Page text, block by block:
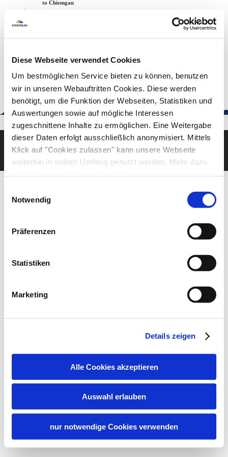
Diese Webseite verwendet Cookies
Um bestmöglichen Service bieten zu können, benutzen
wir in unseren Webauftritten Cookies. Diese werden
benötigt, um die Funktion der Webseiten, Statistiken und
Auswertungen sowie auf mögliche Interessen
zugeschnittene Inhalte zu ermöglichen. Eine Weitergabe
dieser Daten erfolgt ausschließlich anonymisiert. Mittels
Klick auf "Cookies zulassen" kann unsere Webseite
weiterhin in vollem Umfang genutzt werden. Mehr dazu
steht in unserer Datenschutzerklärung.
gelistet.
Notwendig
Präferenzen
Statistiken
Marketing
Details zeigen
Alle Cookies akzeptieren
Auswahl erlauben
nur notwendige Cookies verwenden
Back to the home page
Welcome to Chiemgau
urlaub@chiemgau.bayern
+49 (861) 988 231-20
Good to know
Deutsch English